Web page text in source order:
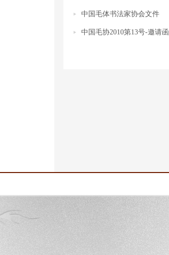
中国毛体书法家协会文件
中国毛协2010第13号-邀请函